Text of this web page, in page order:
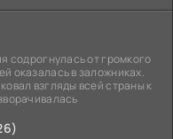
содрогнулась от громкого
оказалась в заложниках.
взгляды всей страны к